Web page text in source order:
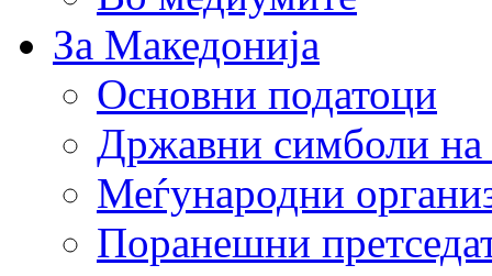
За Македонија
Основни податоци
Државни симболи
Меѓународни
Поранешни